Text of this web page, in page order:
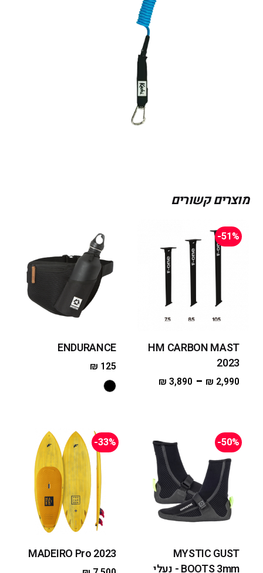
מוצרים קשורים
-51%
HM CARBON MAST
2023
₪ 2,990
–
₪ 3,890
ENDURANCE
₪ 125
-50%
MYSTIC GUST
BOOTS 3mm - נעלי
-33%
MADEIRO Pro 2023